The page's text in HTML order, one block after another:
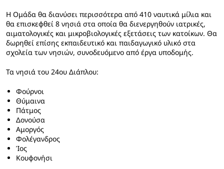
Η Ομάδα θα διανύσει περισσότερα από 410 ναυτικά μίλια και
θα επισκεφθεί 8 νησιά στα οποία θα διενεργηθούν ιατρικές,
αιματολογικές και μικροβιολογικές εξετάσεις των κατοίκων. Θα
δωρηθεί επίσης εκπαιδευτικό και παιδαγωγικό υλικό στα
σχολεία των νησιών, συνοδευόμενο από έργα υποδομής.
Τα νησιά του 24ου Διάπλου:
Φούρνοι
Θύμαινα
Πάτμος
Δονούσα
Αμοργός
Φολέγανδρος
Ίος
Κουφονήσι